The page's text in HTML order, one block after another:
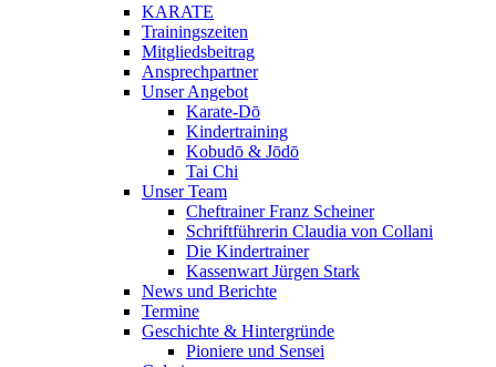
KARATE
Trainingszeiten
Mitgliedsbeitrag
Ansprechpartner
Unser Angebot
Karate-Dō
Kindertraining
Kobudō & Jōdō
Tai Chi
Unser Team
Cheftrainer Franz Scheiner
Schriftführerin Claudia von Collani
Die Kindertrainer
Kassenwart Jürgen Stark
News und Berichte
Termine
Geschichte & Hintergründe
Pioniere und Sensei